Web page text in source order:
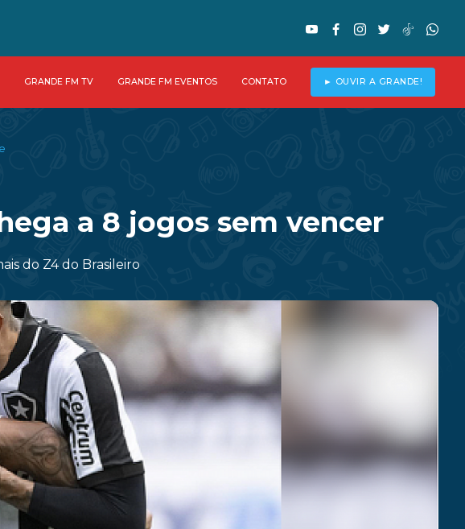
GRANDE FM TV GRANDE FM EVENTOS CONTATO ► OUVIR A GRANDE!
a 8 jogos sem vencer
do Z4 do Brasileiro